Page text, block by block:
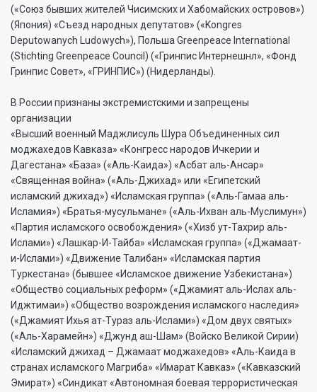
(«Союз бывших жителей Чисимских и Хабомайских островов»)
(Япония) «Съезд народных депутатов» («Kongres
Deputowanych Ludowych»), Польша Greenpeace International
(Stichting Greenpeace Council) («Гринпис Интернешнл», «Фонд
Гринпис Совет», «ГРИНПИС») (Нидерланды).
В России признаны экстремистскими и запрещены
организации
«Высший военный Маджлисуль Шура Объединенных сил
моджахедов Кавказа» «Конгресс народов Ичкерии и
Дагестана» «База» («Аль-Каида») «Асбат аль-Ансар»
«Священная война» («Аль-Джихад» или «Египетский
исламский джихад») «Исламская группа» («Аль-Гамаа аль-
Исламия») «Братья-мусульмане» («Аль-Ихван аль-Муслимун»)
«Партия исламского освобождения» («Хизб ут-Тахрир аль-
Ислами») «Лашкар-И-Тайба» «Исламская группа» («Джамаат-
и-Ислами») «Движение Талибан» «Исламская партия
Туркестана» (бывшее «Исламское движение Узбекистана»)
«Общество социальных реформ» («Джамият аль-Ислах аль-
Иджтимаи») «Общество возрождения исламского наследия»
(«Джамият Ихья ат-Тураз аль-Ислами») «Дом двух святых»
(«Аль-Харамейн») «Джунд аш-Шам» (Войско Великой Сирии)
«Исламский джихад – Джамаат моджахедов» «Аль-Каида в
странах исламского Магриба» «Имарат Кавказ» («Кавказский
Эмират») «Синдикат «Автономная боевая террористическая